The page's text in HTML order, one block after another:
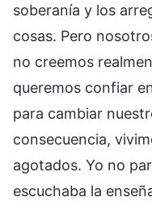
soberanía y los
cosas. Pero
no creemos
queremos confiar
para cambiar
consecuencia,
agotados. Yo no
escuchaba la